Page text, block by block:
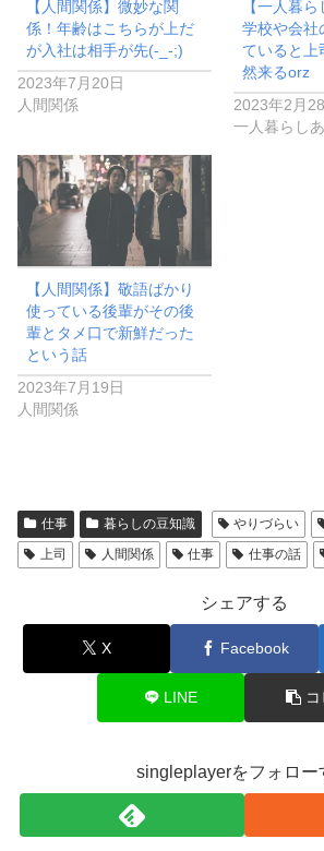
【人間関係】微妙な関
係！年齢はこちらが上だ
が入社は相手が先(-_-;)
2023年7月20日
人間関係
【一人暮ら
学校や会社
ていると上
然来るorz
2023年2月
一人暮らし
【人間関係】敬語ばかり
使っている後輩がその後
輩とタメ口で新鮮だった
という話
2023年7月19日
人間関係
仕事 暮らしの豆知識 やりづらい
上司
人間関係 仕事 仕事の話
シェアする
X Facebook
LINE
singleplayerをフォロー